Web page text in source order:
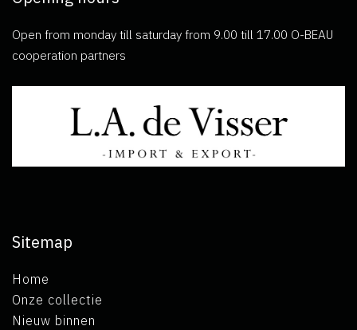
Open from monday till saturday from 9.00 till 17.00 O-BEAU
cooperation partners
Sitemap
Home
Onze collectie
Nieuw binnen